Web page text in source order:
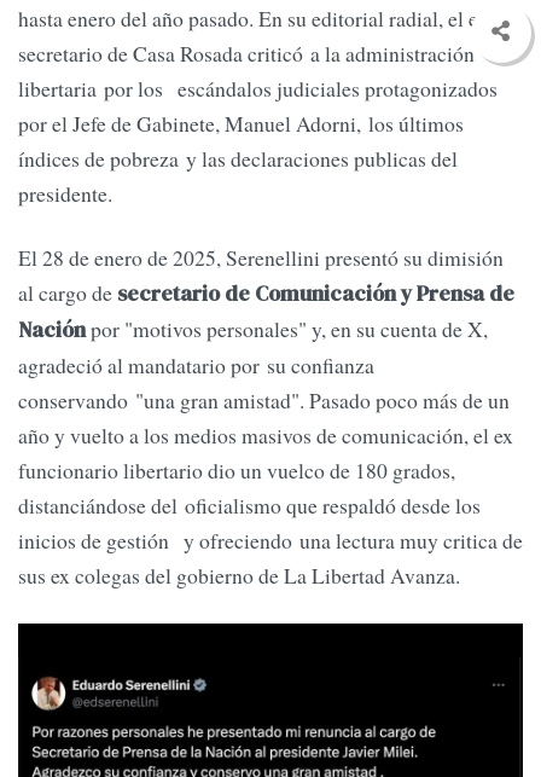
hasta enero del año pasado. En su editorial radial, el ex
secretario de Casa Rosada criticó a la administración
libertaria por los escándalos judiciales protagonizados
por el Jefe de Gabinete, Manuel Adorni, los últimos
índices de pobreza y las declaraciones publicas del
presidente.
El 28 de enero de 2025, Serenellini presentó su dimisión
al cargo de secretario de Comunicación y Prensa de
Naciónpor "motivos personales" y, en su cuenta de X,
agradeció al mandatario por su confianza
conservando "una gran amistad". Pasado poco más de un
año y vuelto a los medios masivos de comunicación, el ex
funcionario libertario dio un vuelco de 180 grados,
distanciándose del oficialismo que respaldó desde los
inicios de gestión y ofreciendo una lectura muy critica de
sus ex colegas del gobierno de La Libertad Avanza.